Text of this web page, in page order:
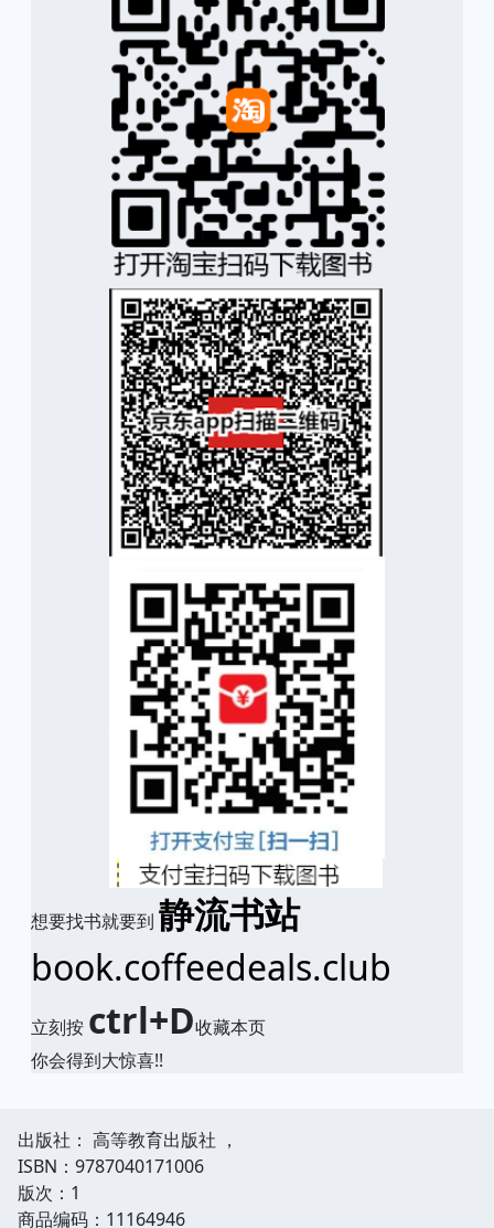
想要找书就要到 静流书站
book.coffeedeals.club
立刻按 ctrl+D收藏本页
你会得到大惊喜!!
出版社： 高等教育出版社 ，
ISBN：9787040171006
版次：1
商品编码：11164946